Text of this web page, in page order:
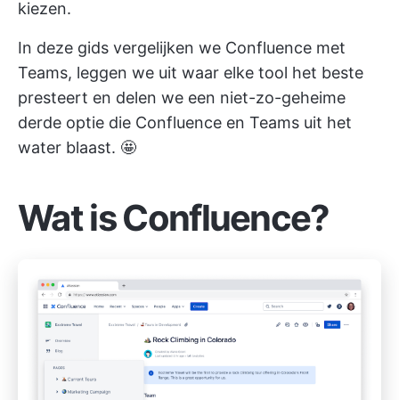
kiezen.
In deze gids vergelijken we Confluence met
Teams, leggen we uit waar elke tool het beste
presteert en delen we een niet-zo-geheime
derde optie die Confluence en Teams uit het
water blaast. 🤩
Wat is Confluence?